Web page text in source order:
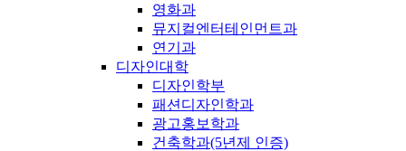
영화과
뮤지컬엔터테인먼트과
연기과
디자인대학
디자인학부
패션디자인학과
광고홍보학과
건축학과(5년제 인증)